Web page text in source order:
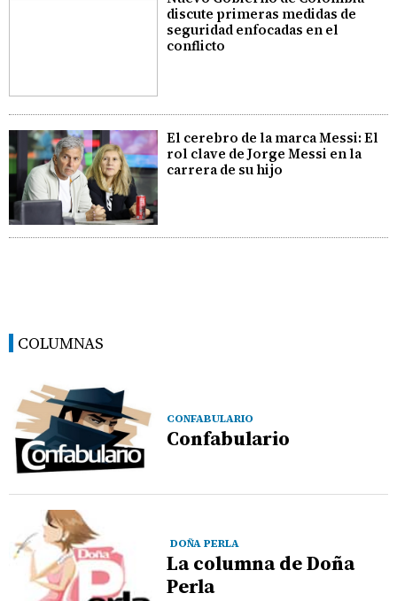
discute primeras medidas de
seguridad enfocadas en el
conflicto
El cerebro de la marca Messi: El
rol clave de Jorge Messi en la
carrera de su hijo
COLUMNAS
CONFABULARIO
Confabulario
DOÑA PERLA
La columna de Doña
Perla